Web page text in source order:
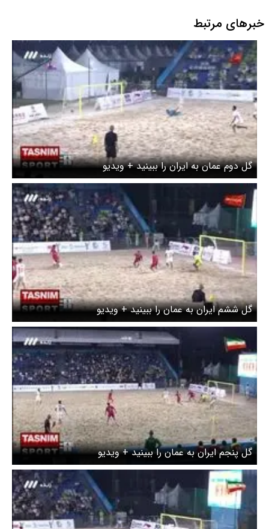
خبرهای مرتبط
گل دوم عمان به ایران را ببینید + ویدیو
گل ششم ایران به عمان را ببینید + ویدیو
گل پنجم ایران به عمان را ببینید + ویدیو